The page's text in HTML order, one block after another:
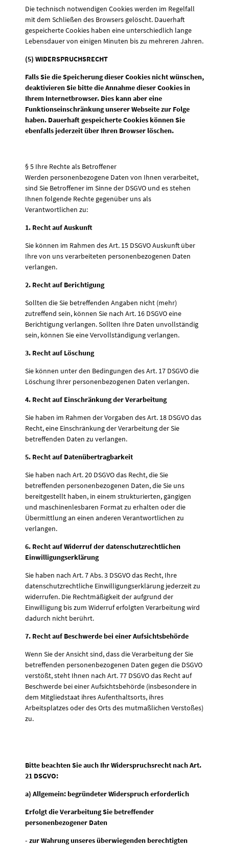
Die technisch notwendigen Cookies werden im Regelfall
mit dem Schließen des Browsers gelöscht. Dauerhaft
gespeicherte Cookies haben eine unterschiedlich lange
Lebensdauer von einigen Minuten bis zu mehreren Jahren.
(5) WIDERSPRUCHSRECHT
Falls Sie die Speicherung dieser Cookies nicht wünschen,
deaktivieren Sie bitte die Annahme dieser Cookies in
Ihrem Internetbrowser. Dies kann aber eine
Funktionseinschränkung unserer Webseite zur Folge
haben. Dauerhaft gespeicherte Cookies können Sie
ebenfalls jederzeit über Ihren Browser löschen.
§ 5 Ihre Rechte als Betroffener
Werden personenbezogene Daten von Ihnen verarbeitet,
sind Sie Betroffener im Sinne der DSGVO und es stehen
Ihnen folgende Rechte gegenüber uns als
Verantwortlichen zu:
1. Recht auf Auskunft
Sie können im Rahmen des Art. 15 DSGVO Auskunft über
Ihre von uns verarbeiteten personenbezogenen Daten
verlangen.
2. Recht auf Berichtigung
Sollten die Sie betreffenden Angaben nicht (mehr)
zutreffend sein, können Sie nach Art. 16 DSGVO eine
Berichtigung verlangen. Sollten Ihre Daten unvollständig
sein, können Sie eine Vervollständigung verlangen.
3. Recht auf Löschung
Sie können unter den Bedingungen des Art. 17 DSGVO die
Löschung Ihrer personenbezogenen Daten verlangen.
4. Recht auf Einschränkung der Verarbeitung
Sie haben im Rahmen der Vorgaben des Art. 18 DSGVO das
Recht, eine Einschränkung der Verarbeitung der Sie
betreffenden Daten zu verlangen.
5. Recht auf Datenübertragbarkeit
Sie haben nach Art. 20 DSGVO das Recht, die Sie
betreffenden personenbezogenen Daten, die Sie uns
bereitgestellt haben, in einem strukturierten, gängigen
und maschinenlesbaren Format zu erhalten oder die
Übermittlung an einen anderen Verantwortlichen zu
verlangen.
6. Recht auf Widerruf der datenschutzrechtlichen
Einwilligungserklärung
Sie haben nach Art. 7 Abs. 3 DSGVO das Recht, Ihre
datenschutzrechtliche Einwilligungserklärung jederzeit zu
widerrufen. Die Rechtmäßigkeit der aufgrund der
Einwilligung bis zum Widerruf erfolgten Verarbeitung wird
dadurch nicht berührt.
7. Recht auf Beschwerde bei einer Aufsichtsbehörde
Wenn Sie der Ansicht sind, dass die Verarbeitung der Sie
betreffenden personenbezogenen Daten gegen die DSGVO
verstößt, steht Ihnen nach Art. 77 DSGVO das Recht auf
Beschwerde bei einer Aufsichtsbehörde (insbesondere in
dem Mitgliedstaat ihres Aufenthaltsorts, ihres
Arbeitsplatzes oder des Orts des mutmaßlichen Verstoßes)
zu.
Bitte beachten Sie auch Ihr Widerspruchsrecht nach Art.
21 DSGVO:
a) Allgemein: begründeter Widerspruch erforderlich
Erfolgt die Verarbeitung Sie betreffender
personenbezogener Daten
- zur Wahrung unseres überwiegenden berechtigten